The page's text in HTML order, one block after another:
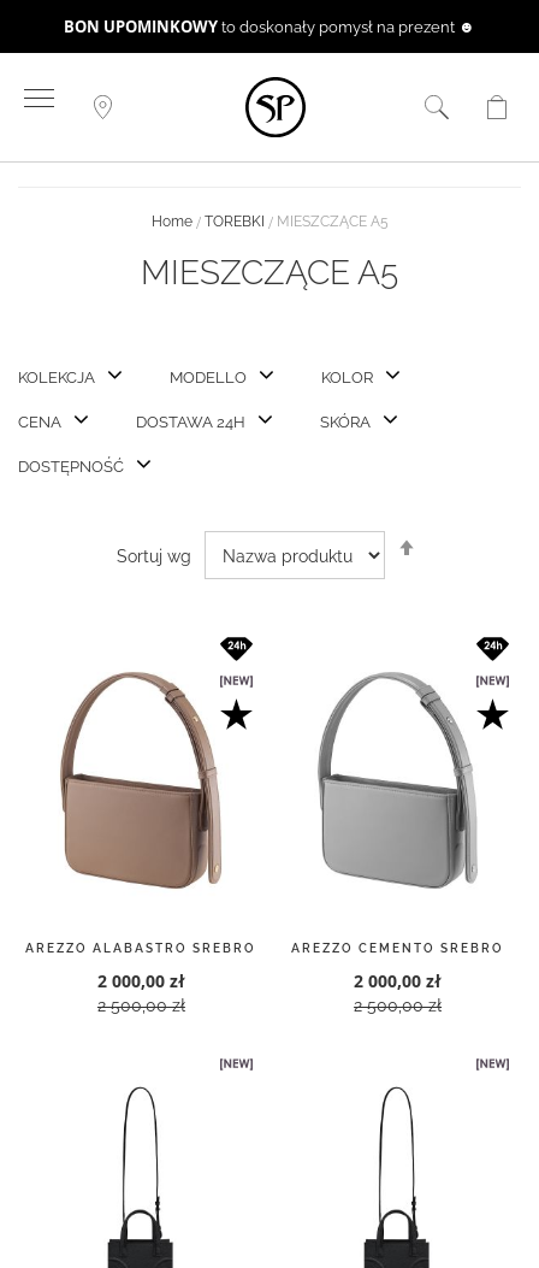
BON UPOMINKOWY to doskonały pomysł na prezent ☻
do
treści
Home TOREBKI MIESZCZĄCE A5
MIESZCZĄCE A5
KOLEKCJA MODELLO KOLOR
CENA DOSTAWA 24H SKÓRA
DOSTĘPNOŚĆ
Sortuj wg
AREZZO ALABASTRO SREBRO
2 000,00 zł
2 500,00 zł
AREZZO CEMENTO SREBRO
2 000,00 zł
2 500,00 zł